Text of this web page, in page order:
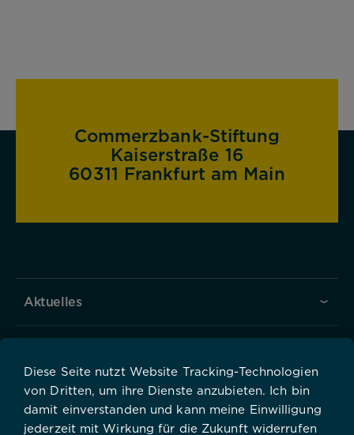
Commerzbank-Stiftung
Kaiserstraße 16
60311 Frankfurt am Main
Aktuelles
Förderung
Diese Seite nutzt Website Tracking-Technologien
von Dritten, um ihre Dienste anzubieten. Ich bin
damit einverstanden und kann meine Einwilligung
jederzeit mit Wirkung für die Zukunft widerrufen